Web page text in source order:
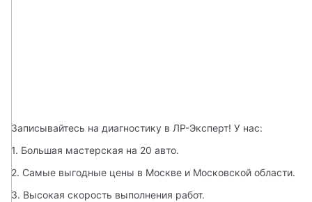
Записывайтесь на диагностику в ЛР-Эксперт! У нас:
1. Большая мастерская на 20 авто.
2. Самые выгодные цены в Москве и Московской области.
3. Высокая скорость выполнения работ.